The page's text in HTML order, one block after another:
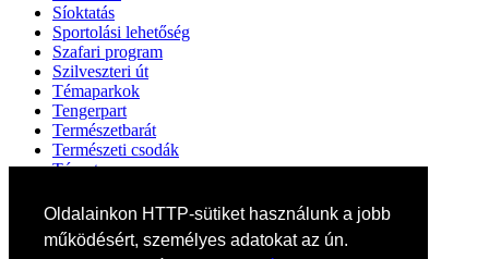
Oldalainkon HTTP-sütiket használunk a jobb
működésért, személyes adatokat az ún.
Síoktatás
Sportolási lehetőség
Szafari program
Szilveszteri út
Témaparkok
Tengerpart
Természetbarát
Természeti csodák
Tópart
Valentin nap
Vallási utak
Városlátogatás